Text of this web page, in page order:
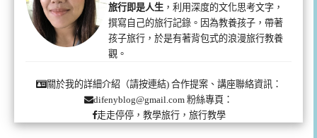
旅行即是人生 ，利用深度的文化思考文字，
撰寫自己的旅行記錄。因為教養孩子，帶著
孩子旅行，於是有著背包式的浪漫旅行教養
觀。
關於我的詳細介紹（請按連結)合作提案、講座聯絡資訊：
difenyblog@gmail.com 粉絲專頁：
走走停停，教學旅行，旅行教學